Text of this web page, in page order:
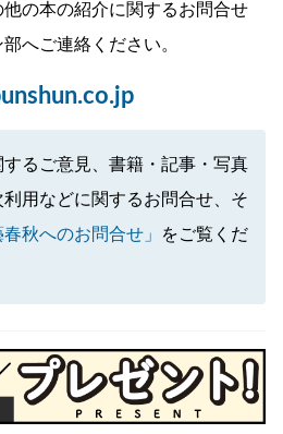
の本の紹介に関するお問合せ
へご連絡ください。
るご意見、書籍・記事・写真
用などに関するお問合せ、そ
春秋へのお問合せ」
をご覧くだ